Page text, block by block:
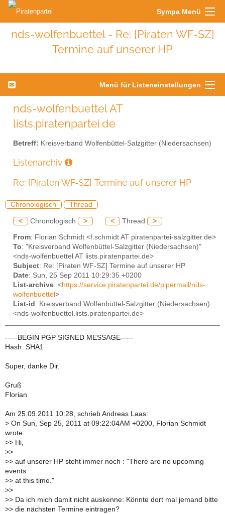
Sympa Menü
nds-wolfenbuettel - Re: [Piraten WF-SZ]
Termine auf unserer HP
Menü für Listeneinstellungen
nds-wolfenbuettel AT
lists.piratenpartei.de
Betreff: Kreisverband Wolfenbüttel-Salzgitter (Niedersachsen)
Listenarchiv
Re: [Piraten WF-SZ] Termine auf unserer HP
Chronologisch Thread
< Chronologisch > < Thread >
From: Florian Schmidt <f.schmidt AT piratenpartei-salzgitter.de>
To: "Kreisverband Wolfenbüttel-Salzgitter (Niedersachsen)"
<nds-wolfenbuettel AT lists.piratenpartei.de>
Subject: Re: [Piraten WF-SZ] Termine auf unserer HP
Date: Sun, 25 Sep 2011 10:29:35 +0200
List-archive: <https://service.piratenpartei.de/pipermail/nds-
wolfenbuettel >
List-id : Kreisverband Wolfenbüttel-Salzgitter (Niedersachsen)
<nds-wolfenbuettel.lists.piratenpartei.de>
-----BEGIN PGP SIGNED MESSAGE-----
Hash: SHA1
Super, danke Dir.
Gruß
Florian
Am 25.09.2011 10:28, schrieb Andreas Laas:
> On Sun, Sep 25, 2011 at 09:22:04AM +0200, Florian Schmidt
wrote:
>> Hi,
>>
>> auf unserer HP steht immer noch : "There are no upcoming
events
>> at this time."
>>
>> Da ich mich damit nicht auskenne: Könnte dort mal jemand bitte
>> die nächsten Termine eintragen?